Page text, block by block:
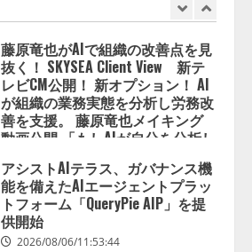
藤原竜也がAIで組織の改善点を見
抜く！ SKYSEA Client View 新テ
レビCM公開！ 新オプション！ AI
が組織の業務実態を分析し労務改
善を支援。 藤原竜也メイキング
動画公開 「もしAIが自分を分析し
ある」「昨年の夏はカブトムシを
捕まえたり、虫と戦ったり…」
2026/08/06/14:54:31
アシストAIテラス、ガバナンス機
能を備えたAIエージェントプラッ
トフォーム「QueryPie AIP」を提
供開始
2026/08/06/11:53:44